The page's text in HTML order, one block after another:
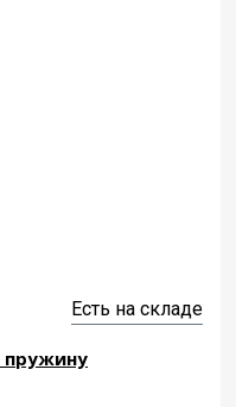
Есть на складе
пружину